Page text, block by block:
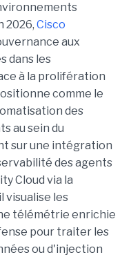
2026, Cisco
aux
dans les
à la prolifération
comme le
des
au sein du
sur une intégration
des agents
Cloud via la
les
télémétrie enrichie
pour traiter les
ou d'injection